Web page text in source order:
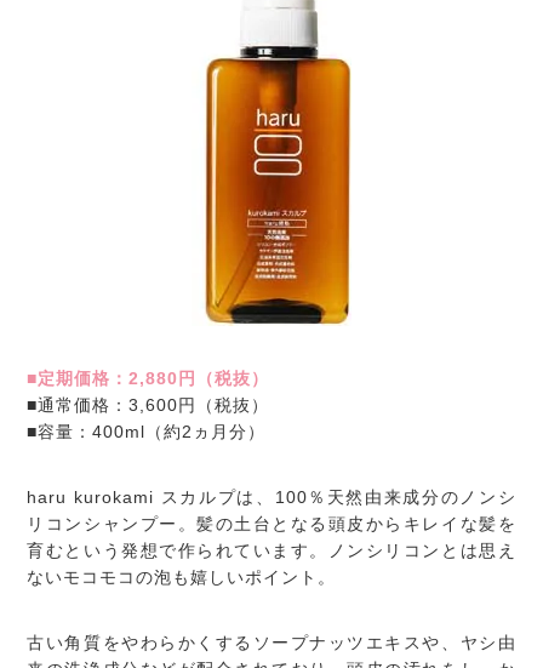
■定期価格：2,880円（税抜）
■通常価格：3,600円（税抜）
■容量：400ml（約2ヵ月分）
haru kurokami スカルプは、100％天然由来成分のノンシ
リコンシャンプー。髪の土台となる頭皮からキレイな髪を
育むという発想で作られています。ノンシリコンとは思え
ないモコモコの泡も嬉しいポイント。
古い角質をやわらかくするソープナッツエキスや、ヤシ由